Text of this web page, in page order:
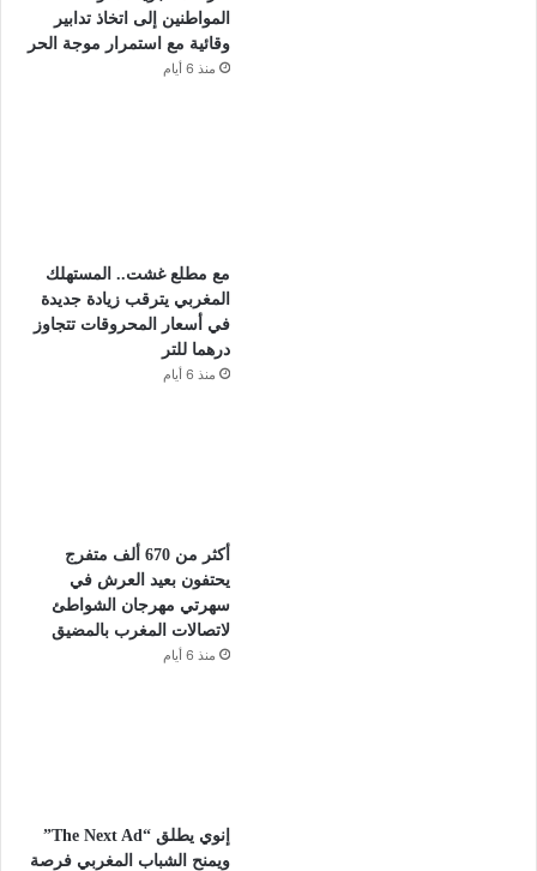
المواطنين إلى اتخاذ تدابير
وقائية مع استمرار موجة الحر
منذ 6 أيام
مع مطلع غشت.. المستهلك
المغربي يترقب زيادة جديدة
في أسعار المحروقات تتجاوز
درهما للتر
منذ 6 أيام
أكثر من 670 ألف متفرج
يحتفون بعيد العرش في
سهرتي مهرجان الشواطئ
لاتصالات المغرب بالمضيق
منذ 6 أيام
إنوي يطلق “The Next Ad”
ويمنح الشباب المغربي فرصة